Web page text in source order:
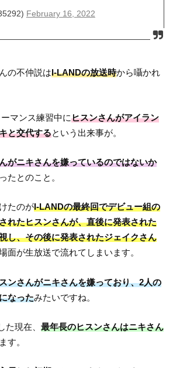
February 16, 2022
の不仲説はI-LANDの放送時から囁かれ
マンス練習中にヒスンさんがアイラン
と交代するという出来事が。
がニキさんを嫌っているのではないか
たとのこと。
たのがI-LANDの最終回でデビュー組の
れたヒスンさんが、直後に発表された
し、その後に発表されたジェイクさん
面が生放送で流れてしまいます。
ンさんがニキさんを嫌っており、2人の
なったみたいですね。
た現在、最年長のヒスンさんはニキさん
す。